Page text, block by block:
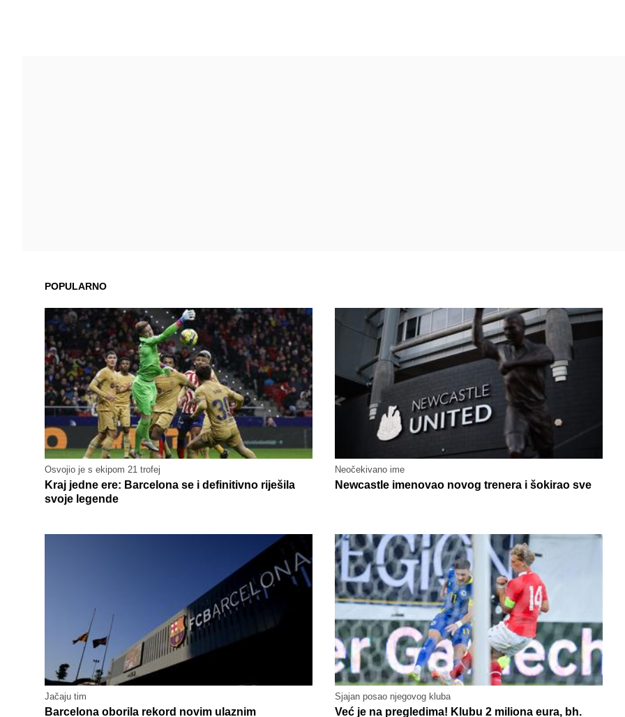
POPULARNO
Osvojio je s ekipom 21 trofej
Kraj jedne ere: Barcelona se i definitivno riješila
svoje legende
Neočekivano ime
Newcastle imenovao novog trenera i šokirao sve
Jačaju tim
Barcelona oborila rekord novim ulaznim
Sjajan posao njegovog kluba
Već je na pregledima! Klubu 2 miliona eura, bh.